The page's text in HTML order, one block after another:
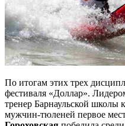
По итогам этих трех
фестиваля «Доллар».
тренер Барнаульской школы
мужчин-тюленей первое